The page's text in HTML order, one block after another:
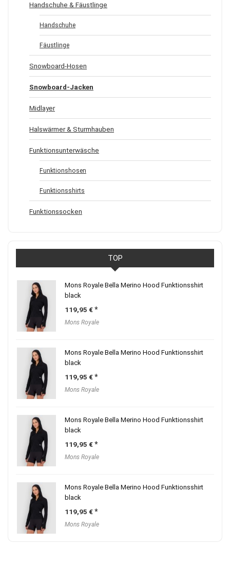
Handschuhe & Fäustlinge
Handschuhe
Fäustlinge
Snowboard-Hosen
Snowboard-Jacken
Midlayer
Halswärmer & Sturmhauben
Funktionsunterwäsche
Funktionshosen
Funktionsshirts
Funktionssocken
TOP
Mons Royale Bella Merino Hood Funktionsshirt
black
119,95 €
Mons Royale
Mons Royale Bella Merino Hood Funktionsshirt
black
119,95 €
Mons Royale
Mons Royale Bella Merino Hood Funktionsshirt
black
119,95 €
Mons Royale
Mons Royale Bella Merino Hood Funktionsshirt
black
119,95 €
Mons Royale